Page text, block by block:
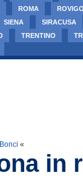
ROMA
SIENA
SIRACUSA
TRENTINO
«
in